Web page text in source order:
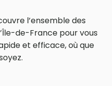
l’ensemble des
de-France pour vous
et efficace, où que